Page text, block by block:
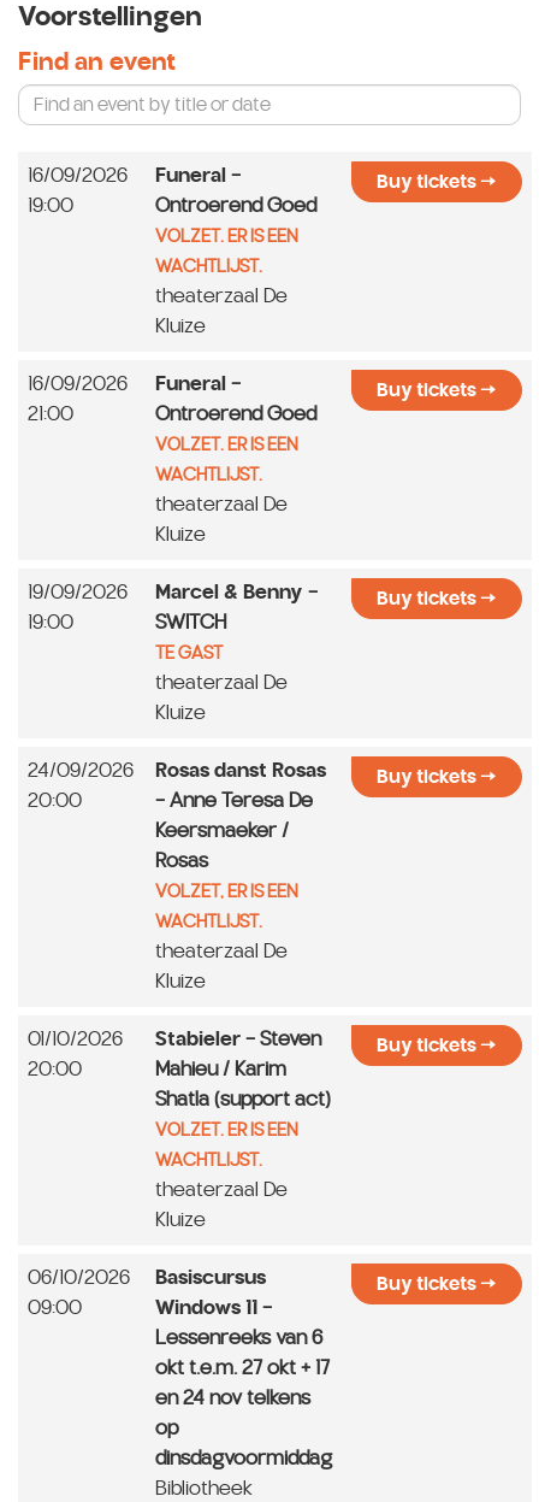
Voorstellingen
Find an event
16/09/2026
19:00
Funeral -
Ontroerend Goed
VOLZET. ER IS EEN
WACHTLIJST.
theaterzaal De
Kluize
Buy tickets
16/09/2026
21:00
Funeral -
Ontroerend Goed
VOLZET. ER IS EEN
WACHTLIJST.
theaterzaal De
Kluize
Buy tickets
19/09/2026
19:00
Marcel & Benny -
SWITCH
TE GAST
theaterzaal De
Kluize
Buy tickets
24/09/2026
20:00
Rosas danst Rosas
- Anne Teresa De
Keersmaeker /
Rosas
VOLZET, ER IS EEN
WACHTLIJST.
theaterzaal De
Kluize
Buy tickets
01/10/2026
20:00
Stabieler - Steven
Mahieu / Karim
Shatla (support act)
VOLZET. ER IS EEN
WACHTLIJST.
theaterzaal De
Kluize
Buy tickets
06/10/2026
09:00
Basiscursus
Windows 11 -
Lessenreeks van 6
okt t.e.m. 27 okt + 17
en 24 nov telkens
op
dinsdagvoormiddag
Bibliotheek
Buy tickets